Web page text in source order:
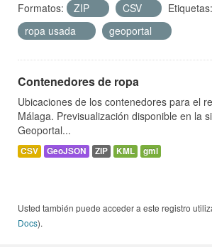
Formatos:
ZIP CSV Etiquetas:
ropa usada
geoportal
Contenedores de ropa
Ubicaciones de los contenedores para el
Málaga. Previsualización disponible en la
Geoportal...
CSV GeoJSON ZIP KML gml
Usted también puede acceder a este registro
Docs).